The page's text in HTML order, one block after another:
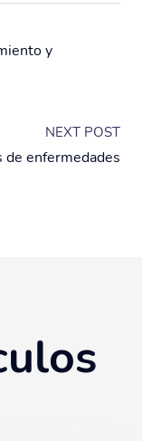
y
NEXT POST
de enfermedades